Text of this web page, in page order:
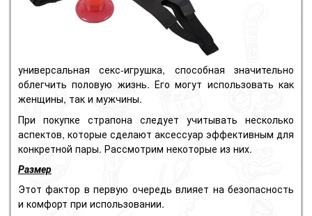
универсальная секс-игрушка, способная значительно
облегчить половую жизнь. Его могут использовать как
женщины, так и мужчины.
При покупке страпона следует учитывать несколько
аспектов, которые сделают аксессуар эффективным для
конкретной пары. Рассмотрим некоторые из них.
Размер
Этот фактор в первую очередь влияет на безопасность
и комфорт при использовании.